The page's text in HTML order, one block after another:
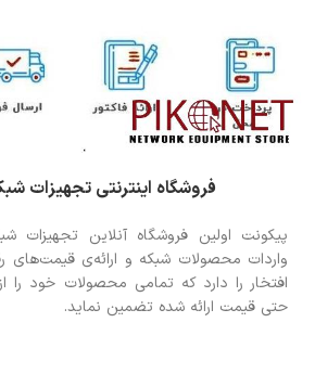
فروشگاه اینترنتی تجهیزات
پیکونت اولین فروشگاه آنلاین تجهیزات
واردات محصولات شبکه و ارائه‌ی قیمت‌های
افتخار را دارد که تمامی محصولات خود را
حتی قیمت ارائه شده تضمین نماید.